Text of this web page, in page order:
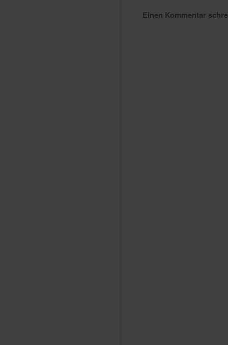
Einen Kommentar